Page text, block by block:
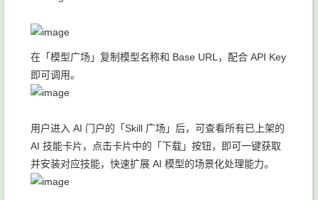
在「模型广场」复制模型名称和 Base URL，配合 API Key
即可调用。
用户进入 AI 门户的「Skill 广场」后，可查看所有已上架的
AI 技能卡片，点击卡片中的「下载」按钮，即可一键获取
并安装对应技能，快速扩展 AI 模型的场景化处理能力。